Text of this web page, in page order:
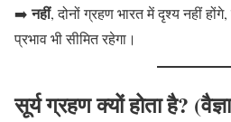
➡️नहीं, दोनों ग्रहण भारत में दृश्य नहीं
प्रभाव भी सीमित रहेगा।
सूर्य ग्रहण क्यों होता है?